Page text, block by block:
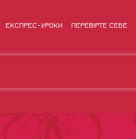
ЕКСПРЕС-УРОКИ ПЕРЕВІРТЕ СЕБЕ